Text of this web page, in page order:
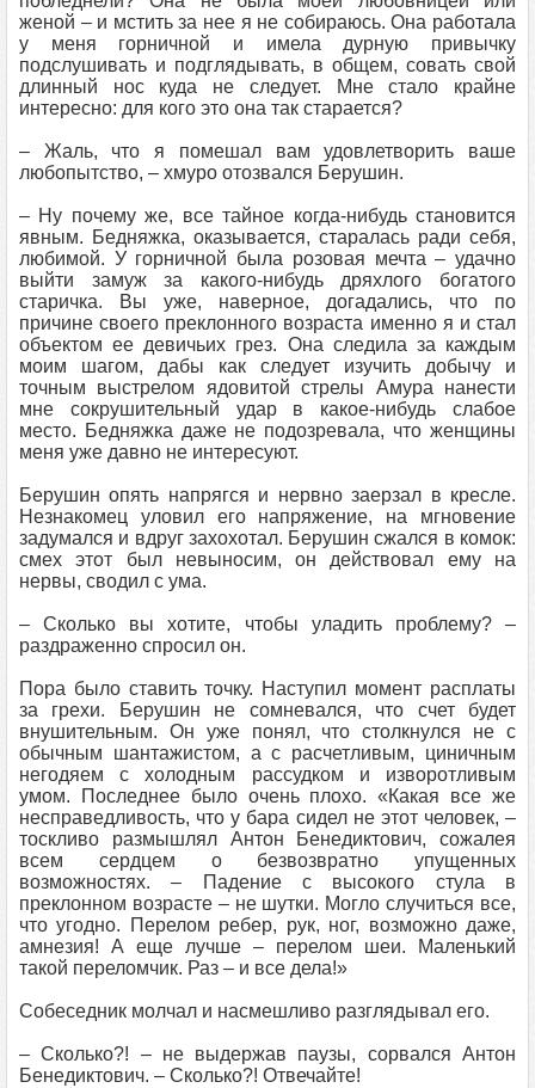
женой – и мстить за нее я не собираюсь. Она работала
у меня горничной и имела дурную привычку
подслушивать и подглядывать, в общем, совать свой
длинный нос куда не следует. Мне стало крайне
интересно: для кого это она так старается?
– Жаль, что я помешал вам удовлетворить ваше
любопытство, – хмуро отозвался Берушин.
– Ну почему же, все тайное когда-нибудь становится
явным. Бедняжка, оказывается, старалась ради себя,
любимой. У горничной была розовая мечта – удачно
выйти замуж за какого-нибудь дряхлого богатого
старичка. Вы уже, наверное, догадались, что по
причине своего преклонного возраста именно я и стал
объектом ее девичьих грез. Она следила за каждым
моим шагом, дабы как следует изучить добычу и
точным выстрелом ядовитой стрелы Амура нанести
мне сокрушительный удар в какое-нибудь слабое
место. Бедняжка даже не подозревала, что женщины
меня уже давно не интересуют.
Берушин опять напрягся и нервно заерзал в кресле.
Незнакомец уловил его напряжение, на мгновение
задумался и вдруг захохотал. Берушин сжался в комок:
смех этот был невыносим, он действовал ему на
нервы, сводил с ума.
– Сколько вы хотите, чтобы уладить проблему? –
раздраженно спросил он.
Пора было ставить точку. Наступил момент расплаты
за грехи. Берушин не сомневался, что счет будет
внушительным. Он уже понял, что столкнулся не с
обычным шантажистом, а с расчетливым, циничным
негодяем с холодным рассудком и изворотливым
умом. Последнее было очень плохо. «Какая все же
несправедливость, что у бара сидел не этот человек, –
тоскливо размышлял Антон Бенедиктович, сожалея
всем сердцем о безвозвратно упущенных
возможностях. – Падение с высокого стула в
преклонном возрасте – не шутки. Могло случиться все,
что угодно. Перелом ребер, рук, ног, возможно даже,
амнезия! А еще лучше – перелом шеи. Маленький
такой переломчик. Раз – и все дела!»
Собеседник молчал и насмешливо разглядывал его.
– Сколько?! – не выдержав паузы, сорвался Антон
Бенедиктович. – Сколько?! Отвечайте!